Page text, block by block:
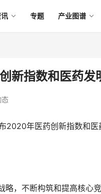
专题 产业图谱
新指数和医药发
态
2020年医药创新指数和
略，不断构筑和提高核心